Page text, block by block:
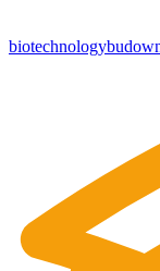
biotechnology